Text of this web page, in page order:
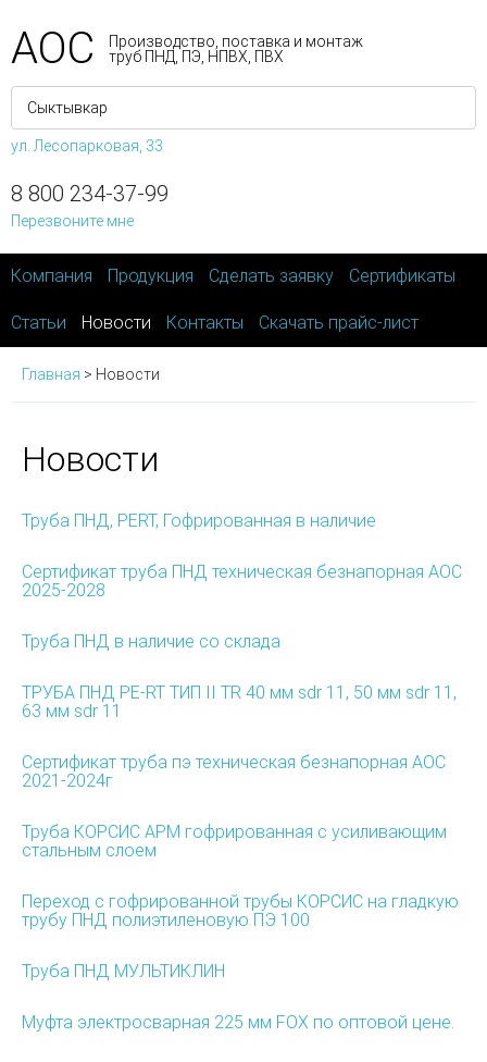
АОС
Производство, поставка и монтаж
труб ПНД, ПЭ, НПВХ, ПВХ
ул. Лесопарковая, 33
8 800 234-37-99
Перезвоните мне
Компания Продукция Сделать заявку Сертификаты
Статьи Новости Контакты Скачать прайс-лист
Главная > Новости
Новости
Труба ПНД, PERT, Гофрированная в наличие
Сертификат труба ПНД техническая безнапорная АОС
2025-2028
Труба ПНД в наличие со склада
ТРУБА ПНД PE-RT ТИП II TR 40 мм sdr 11, 50 мм sdr 11,
63 мм sdr 11
Сертификат труба пэ техническая безнапорная АОС
2021-2024г
Труба КОРСИС АРМ гофрированная с усиливающим
стальным слоем
Переход с гофрированной трубы КОРСИС на гладкую
трубу ПНД полиэтиленовую ПЭ 100
Труба ПНД МУЛЬТИКЛИН
Муфта электросварная 225 мм FOX по оптовой цене.